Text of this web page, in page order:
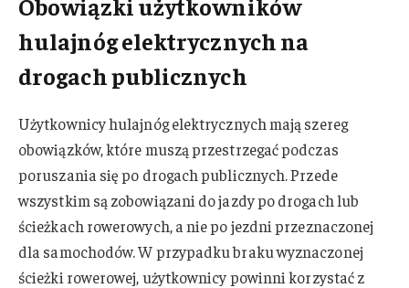
hulajnóg elektrycznych na
drogach publicznych
Użytkownicy hulajnóg elektrycznych mają szereg
obowiązków, które muszą przestrzegać podczas
poruszania się po drogach publicznych. Przede
wszystkim są zobowiązani do jazdy po drogach lub
ścieżkach rowerowych, a nie po jezdni przeznaczonej
dla samochodów. W przypadku braku wyznaczonej
ścieżki rowerowej, użytkownicy powinni korzystać z